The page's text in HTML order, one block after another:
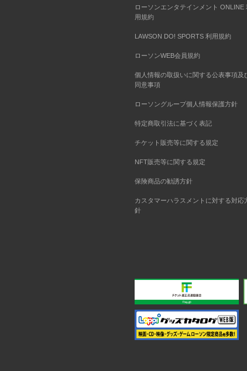
ローソンエンタテインメント ONLINE
用規約
LAWSON DO! SPORTS 利用規約
ローソンWEB会員規約
個人情報の取扱いに関する公表事項及
同意事項
ローソングループ個人情報保護方針
特定商取引法に基づく表記
チケット販売等に関する規定
NFT販売等に関する規定
保険商品の勧誘方針
カスタマーハラスメントに対する対応
針